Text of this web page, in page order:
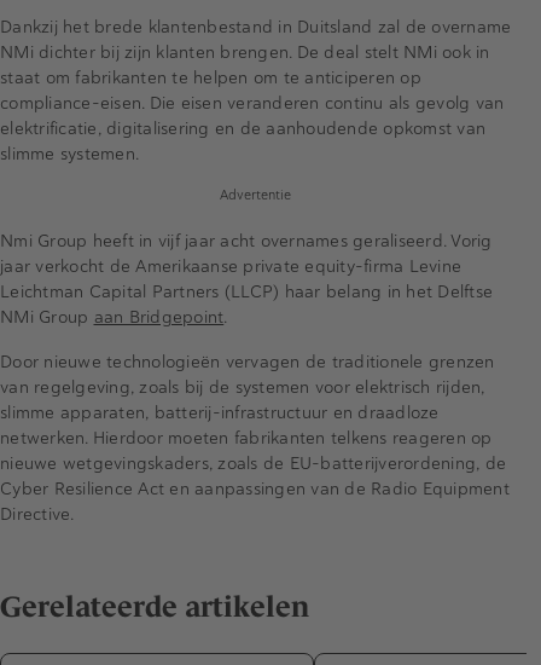
Dankzij het brede klantenbestand in Duitsland zal de overname
NMi dichter bij zijn klanten brengen. De deal stelt NMi ook in
staat om fabrikanten te helpen om te anticiperen op
compliance-eisen. Die eisen veranderen continu als gevolg van
elektrificatie, digitalisering en de aanhoudende opkomst van
slimme systemen.
Advertentie
Nmi Group heeft in vijf jaar acht overnames geraliseerd. Vorig
jaar verkocht de Amerikaanse private equity-firma Levine
Leichtman Capital Partners (LLCP) haar belang in het Delftse
NMi Group aan Bridgepoint.
Door nieuwe technologieën vervagen de traditionele grenzen
van regelgeving, zoals bij de systemen voor elektrisch rijden,
slimme apparaten, batterij-infrastructuur en draadloze
netwerken. Hierdoor moeten fabrikanten telkens reageren op
nieuwe wetgevingskaders, zoals de EU-batterijverordening, de
Cyber Resilience Act en aanpassingen van de Radio Equipment
Directive.
Gerelateerde artikelen